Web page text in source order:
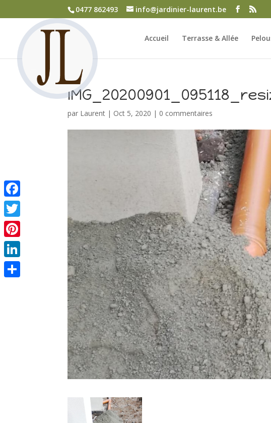
0477 862493 info@jardinier-laurent.be
Accueil Terrasse & Allée
par Laurent | Oct 5, 2020 | 0 commentaires
Facebook
Twitter
Pinterest
LinkedIn